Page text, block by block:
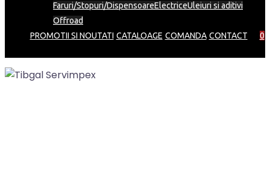
Faruri/Stopuri/DispensoareElectriceUleiuri si aditivi
Offroad
PROMOTII SI NOUTATI CATALOAGE COMANDA CONTACT 0